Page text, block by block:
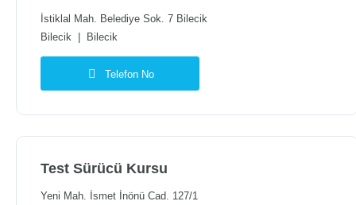
İstiklal Mah. Belediye Sok. 7 Bilecik
Bilecik
Bilecik
Telefon No
Test Sürücü Kursu
Yeni Mah. İsmet İnönü Cad. 127/1